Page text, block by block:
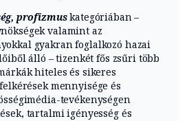
profizmuskategóriában –
valamint az
gyakran foglalkozó hazai
álló – tizenkét fős zsűri több
hiteles és sikeres
mennyisége és
tevékenységen
tartalmi igényesség és